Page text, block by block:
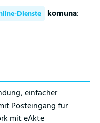
Dienste komuna:
einfacher
Posteingang für
mit eAkte